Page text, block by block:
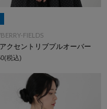
FIELDS
クセントリブプルオーバー
(税込)